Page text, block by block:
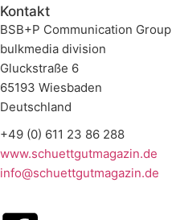
Kontakt
BSB+P Communication Group
bulkmedia division
Gluckstraße 6
65193 Wiesbaden
Deutschland
+49 (0) 611 23 86 288
www.schuettgutmagazin.de
info@schuettgutmagazin.de